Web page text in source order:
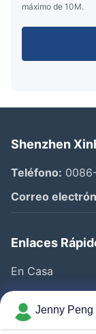
máximo de 10M.
Shenzhen
Teléfono:
Correo
Enlaces
En Casa
Productos
Videos
Jenny Peng